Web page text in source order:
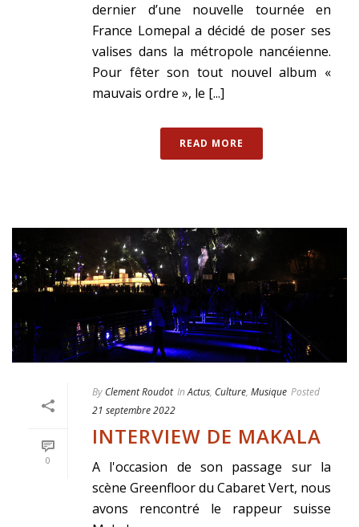
dernier d’une nouvelle tournée en
France Lomepal a décidé de poser ses
valises dans la métropole nancéienne.
Pour fêter son tout nouvel album «
mauvais ordre », le [...]
READ MORE
0
By Clement Roudot In Actus, Culture, Musique Posted
21 septembre 2022
INTERVIEW DE MAKALA
A l'occasion de son passage sur la
scène Greenfloor du Cabaret Vert, nous
avons rencontré le rappeur suisse